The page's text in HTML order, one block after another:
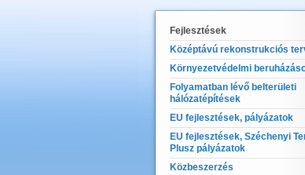
Fejlesztések
Középtávú rekonstrukciós
Környezetvédelmi
Folyamatban lévő belterületi
hálózatépítések
EU fejlesztések, pályázatok
EU fejlesztések, Széchenyi
Plusz pályázatok
Közbeszerzés